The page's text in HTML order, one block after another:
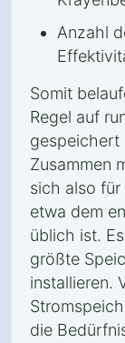
Anzahl
Somit
Regel auf
gespeichert
Zusammen
sich also für
etwa dem
üblich ist.
größte
installieren.
die